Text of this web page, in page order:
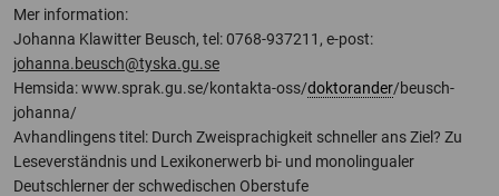
Mer information:
Johanna Klawitter Beusch, tel: 0768-937211, e-post:
johanna.beusch@tyska.gu.se
Hemsida: www.sprak.gu.se/kontakta-oss/doktorander/beusch-
johanna/
Avhandlingens titel: Durch Zweisprachigkeit schneller ans Ziel? Zu
Leseverständnis und Lexikonerwerb bi- und monolingualer
Deutschlerner der schwedischen Oberstufe